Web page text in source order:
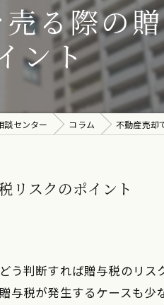
る際の
ント
談センター コラム 不動産売却
リスクのポイント
判断すれば贈与税のリ
税が発生するケースも